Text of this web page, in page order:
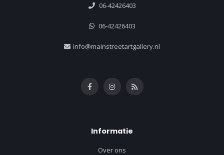
06-42426403
06-42426403
info@mainstreetartgallery.nl
Informatie
Over ons